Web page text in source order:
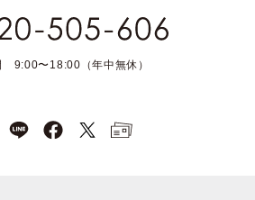
9:00〜18:00（年中無休）